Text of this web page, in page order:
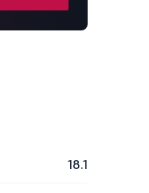
18.1